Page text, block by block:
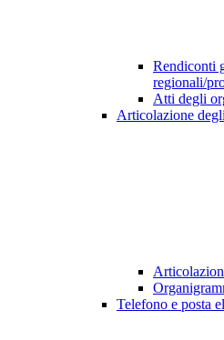
Rendiconti
regionali/
Atti degli
Articolazione
Telefono e posta